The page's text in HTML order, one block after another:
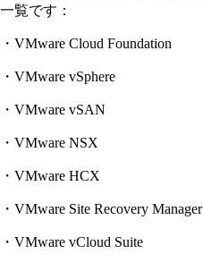
一覧です：
・VMware Cloud Foundation
・VMware vSphere
・VMware vSAN
・VMware NSX
・VMware HCX
・VMware Site Recovery Manager
・VMware vCloud Suite